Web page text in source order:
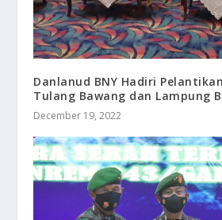
Danlanud BNY Hadiri
Tulang Bawang dan Lampung
December 19, 2022